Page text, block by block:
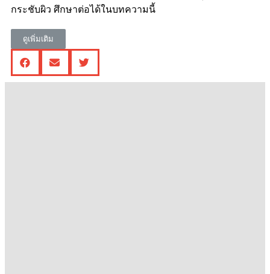
กระชับผิว ศึกษาต่อได้ในบทความนี้
ดูเพิ่มเติม